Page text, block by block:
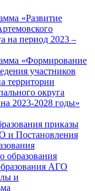
«Развитие
на период 2023 –
«Формирование
участников
территории
округа
2023-2028 годы»
приказы
и Постановления
образования
АГО
и